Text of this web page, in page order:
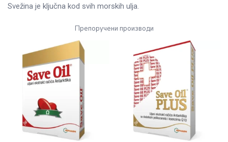
Svežina je ključna kod svih morskih ulja.
Препоручени производи